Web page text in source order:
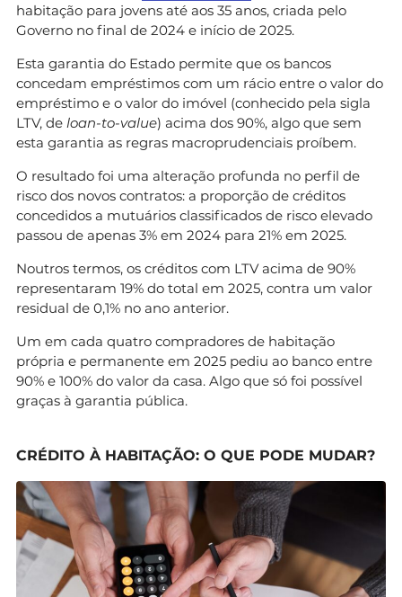
habitação para jovens até aos 35 anos, criada pelo
Governo no final de 2024 e início de 2025.
Esta garantia do Estado permite que os bancos
concedam empréstimos com um rácio entre o valor do
empréstimo e o valor do imóvel (conhecido pela sigla
LTV, de loan-to-value) acima dos 90%, algo que sem
esta garantia as regras macroprudenciais proíbem.
O resultado foi uma alteração profunda no perfil de
risco dos novos contratos: a proporção de créditos
concedidos a mutuários classificados de risco elevado
passou de apenas 3% em 2024 para 21% em 2025.
Noutros termos, os créditos com LTV acima de 90%
representaram 19% do total em 2025, contra um valor
residual de 0,1% no ano anterior.
Um em cada quatro compradores de habitação
própria e permanente em 2025 pediu ao banco entre
90% e 100% do valor da casa. Algo que só foi possível
graças à garantia pública.
CRÉDITO À HABITAÇÃO: O QUE PODE MUDAR?